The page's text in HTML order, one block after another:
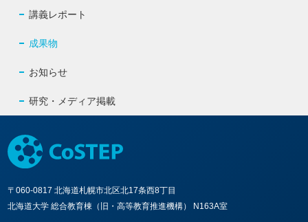
講義レポート
成果物
お知らせ
研究・メディア掲載
〒060-0817 北海道札幌市北区北17条西8丁目
北海道大学 総合教育棟（旧・高等教育推進機構） N163A室